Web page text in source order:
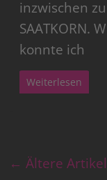
inzwischen
SAATKORN.
konnte ich
Weiterlesen
← Ältere Artikel